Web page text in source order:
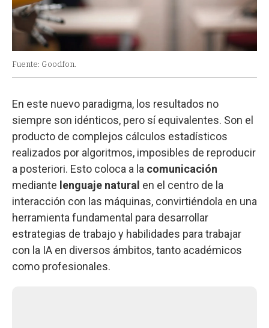
Fuente: Goodfon.
En este nuevo paradigma, los resultados no
siempre son idénticos, pero sí equivalentes. Son el
producto de complejos cálculos estadísticos
realizados por algoritmos, imposibles de reproducir
a posteriori. Esto coloca a la comunicación
mediante lenguaje natural en el centro de la
interacción con las máquinas, convirtiéndola en una
herramienta fundamental para desarrollar
estrategias de trabajo y habilidades para trabajar
con la IA en diversos ámbitos, tanto académicos
como profesionales.